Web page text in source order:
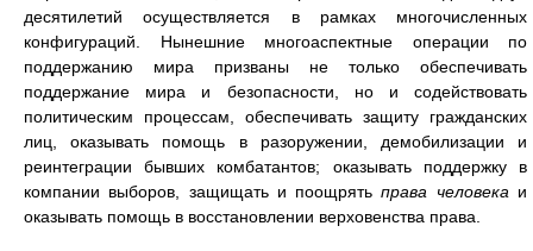
десятилетий осуществляется в рамках многочисленных
конфигураций. Нынешние многоаспектные операции по
поддержанию мира призваны не только обеспечивать
поддержание мира и безопасности, но и содействовать
политическим процессам, обеспечивать защиту гражданских
лиц, оказывать помощь в разоружении, демобилизации и
реинтеграции бывших комбатантов; оказывать поддержку в
компании выборов, защищать и поощрятьправа человека и
оказывать помощь в восстановлении верховенства права.